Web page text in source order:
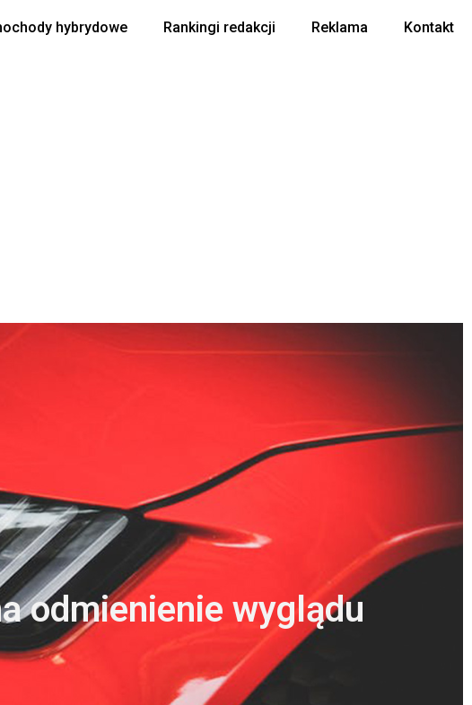
hybrydowe Rankingi redakcji Reklama Kontakt
odmienienie wyglądu